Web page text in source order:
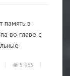
память в
во главе с
5 963